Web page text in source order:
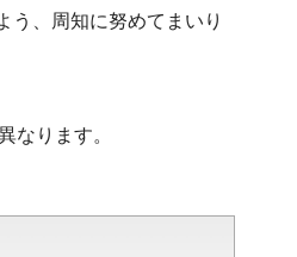
う、周知に努めてまいり
なります。